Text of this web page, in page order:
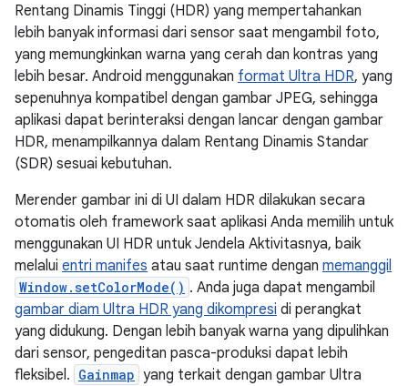
Rentang Dinamis Tinggi (HDR) yang mempertahankan
lebih banyak informasi dari sensor saat mengambil foto,
yang memungkinkan warna yang cerah dan kontras yang
lebih besar. Android menggunakan format Ultra HDR, yang
sepenuhnya kompatibel dengan gambar JPEG, sehingga
aplikasi dapat berinteraksi dengan lancar dengan gambar
HDR, menampilkannya dalam Rentang Dinamis Standar
(SDR) sesuai kebutuhan.
Merender gambar ini di UI dalam HDR dilakukan secara
otomatis oleh framework saat aplikasi Anda memilih untuk
menggunakan UI HDR untuk Jendela Aktivitasnya, baik
melalui entri manifes atau saat runtime dengan memanggil
Window.setColorMode() . Anda juga dapat mengambil
gambar diam Ultra HDR yang dikompresi di perangkat
yang didukung. Dengan lebih banyak warna yang dipulihkan
dari sensor, pengeditan pasca-produksi dapat lebih
fleksibel. Gainmap yang terkait dengan gambar Ultra